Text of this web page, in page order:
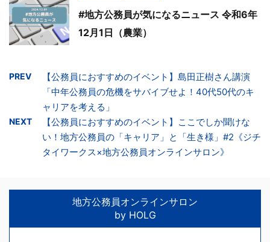
#地方公務員が気になるニュース 令和6年
12月1日（農業）
PREV
【公務員におすすめのイベント】島田正樹さん講演
「中年公務員の危機をサバイブせよ！40代50代のキ
ャリアを考える」
NEXT
【公務員におすすめのイベント】ここでしか聞けな
い！地方公務員の「キャリア」と「生き様」#2《ジチ
タイワークス×地方公務員オンラインサロン》
地方公務員オンラインサロン
by HOLG